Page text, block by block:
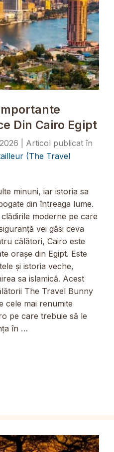
Din Cairo Egipt
(The Travel
minuni, iar istoria sa
din întreaga lume.
moderne pe care
vei găsi ceva
călători, Cairo este
orașe din Egipt. Este
și istoria veche,
sa islamică. Acest
The Travel Bunny
cele mai renumite
pe care trebuie să le
în …